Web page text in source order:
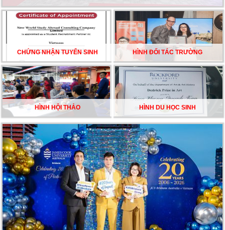
CHẠM GIẤC MƠ DU HỌC MỸ – BẮT ĐẦU TỪ NGÀY
HỘI GHI DANH & SĂN HỌC BỔNG KỲ SPRING 2026
CHỨNG NHẬN TUYỂN SINH HÌNH ĐỐI TÁC TRƯỜNG
HÌNH HỘI THẢO HÌNH DU HỌC SINH